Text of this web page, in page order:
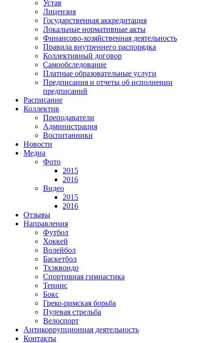
Устав
Лицензия
Государственная аккредитация
Локальные нормативные акты
Финансово-хозяйственная деятельность
Правила внутреннего распорядка
Коллективный договор
Самообследование
Платные образовательные услуги
Предписания и отчеты об исполнении
предписаний
Расписание
Коллектив
Преподаватели
Администрация
Воспитанники
Новости
Медиа
Фото
2015
2016
Видео
2015
2016
Отзывы
Направления
Футбол
Хоккей
Волейбол
Баскетбол
Тхэквондо
Спортивная гимнастика
Теннис
Бокс
Греко-римская борьба
Пулевая стрельба
Велоспорт
Антикоррупционная деятельность
Контакты